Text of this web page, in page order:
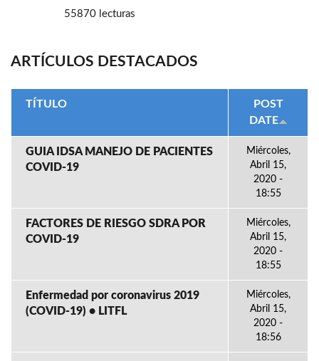
55870 lecturas
ARTÍCULOS DESTACADOS
TÍTULO
POST
DATE
GUIA IDSA MANEJO DE PACIENTES
COVID-19
Miércoles,
Abril 15,
2020 -
18:55
FACTORES DE RIESGO SDRA POR
COVID-19
Miércoles,
Abril 15,
2020 -
18:55
Enfermedad por coronavirus 2019
(COVID-19) • LITFL
Miércoles,
Abril 15,
2020 -
18:56